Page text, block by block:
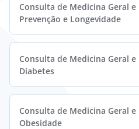
Consulta de Medicina Geral e
Prevenção e Longevidade
Consulta de Medicina Geral e
Diabetes
Consulta de Medicina Geral e
Obesidade